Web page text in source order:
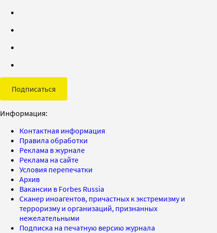
Подписаться
Информация:
Контактная информация
Правила обработки
Реклама в журнале
Реклама на сайте
Условия перепечатки
Архив
Вакансии в Forbes Russia
Сканер иноагентов, причастных к экстремизму и
терроризму и организаций, признанных
нежелательными
Подписка на печатную версию журнала